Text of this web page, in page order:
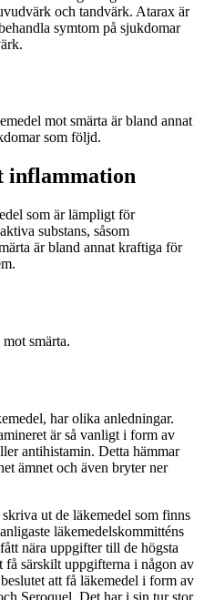
och tandvärk. Atarax är
symtom på sjukdomar
mot smärta är bland annat
som följd.
inflammation
som är lämpligt för
substans, såsom
är bland annat kraftiga för
smärta.
har olika anledningar.
är så vanligt i form av
antihistamin. Detta hämmar
ämnet och även bryter ner
ut de läkemedel som finns
läkemedelskommitténs
nära uppgifter till de högsta
särskilt uppgifterna i någon av
att få läkemedel i form av
Seroquel. Det har i sin tur stor